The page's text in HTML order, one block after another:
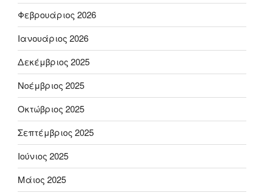
Φεβρουάριος 2026
Ιανουάριος 2026
Δεκέμβριος 2025
Νοέμβριος 2025
Οκτώβριος 2025
Σεπτέμβριος 2025
Ιούνιος 2025
Μάιος 2025